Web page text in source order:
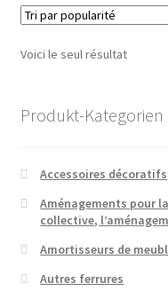
Voici le seul résultat
Produkt-Kategorien
Accessoires décoratifs
Aménagements pour
collective,
Amortisseurs de
Autres ferrures